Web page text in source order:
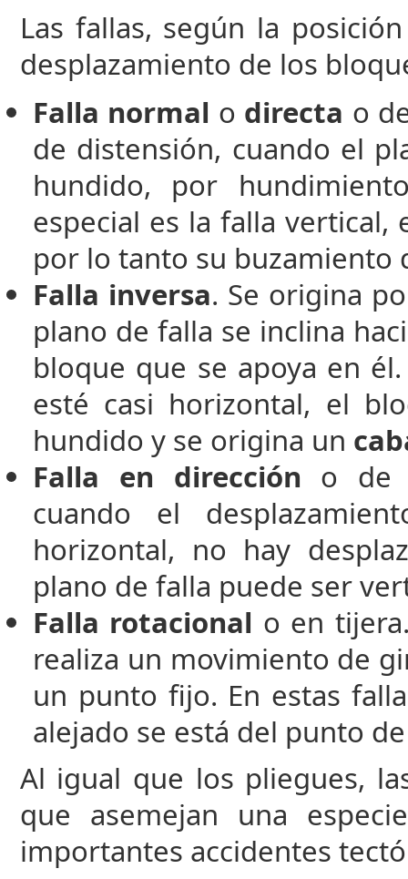
Las fallas, según la
desplazamiento de los
Falla normal o directa o
de distensión, cuando el
hundido, por
especial es la falla
por lo tanto su buzamiento
Falla inversa. Se origina
plano de falla se inclina
bloque que se apoya en
esté casi horizontal, el
hundido y se origina un
Falla en dirección o de
cuando el
horizontal, no hay
plano de falla puede ser
Falla rotacional o en
realiza un movimiento de
un punto fijo. En estas
alejado se está del punto
Al igual que los pliegues,
que asemejan una
importantes accidentes